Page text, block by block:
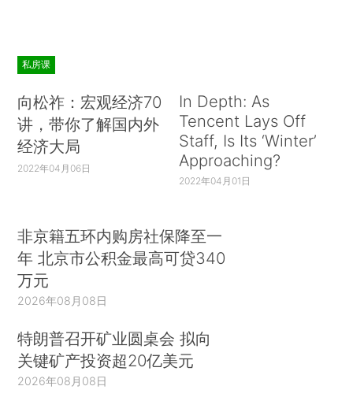
私房课
向松祚：宏观经济70
讲，带你了解国内外
经济大局
2022年04月06日
In Depth: As
Tencent Lays Off
Staff, Is Its ‘Winter’
Approaching?
2022年04月01日
非京籍五环内购房社保降至一
年 北京市公积金最高可贷340
万元
2026年08月08日
特朗普召开矿业圆桌会 拟向
关键矿产投资超20亿美元
2026年08月08日